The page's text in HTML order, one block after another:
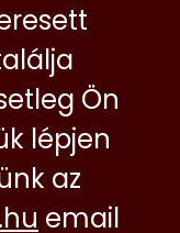
Ön
lépjen
az
email